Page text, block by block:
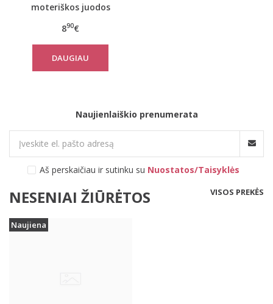
moteriškos juodos
SHARON
890€
DAUGIAU
Naujienlaiškio prenumerata
Aš perskaičiau ir sutinku su Nuostatos/Taisyklės
NESENIAI ŽIŪRĖTOS VISOS PREKĖS
Naujiena